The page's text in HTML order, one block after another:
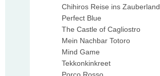
Chihiros Reise ins Zauberland
Perfect Blue
The Castle of Cagliostro
Mein Nachbar Totoro
Mind Game
Tekkonkinkreet